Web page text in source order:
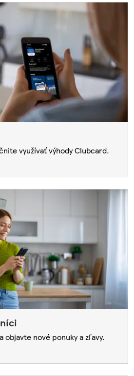
využívať výhody Clubcard.
objavte nové ponuky a zľavy.